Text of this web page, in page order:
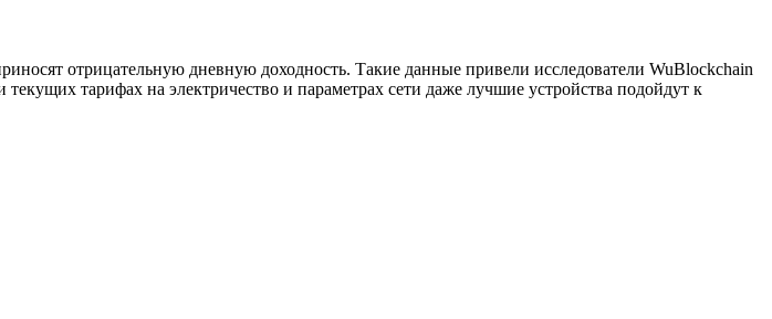
отрицательную дневную доходность. Такие данные привели исследователи WuBlockchain
тарифах на электричество и параметрах сети даже лучшие устройства подойдут к